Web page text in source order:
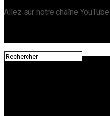
Allez sur notre chaîne YouTube